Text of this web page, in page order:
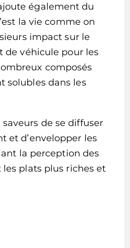
également du
la vie comme on
impact sur le
de véhicule pour les
composés
solubles dans les
de se diffuser
et d’envelopper les
la perception des
plats plus riches et